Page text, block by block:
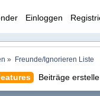
Einloggen
» Freunde/Ignorieren Liste
Beiträge